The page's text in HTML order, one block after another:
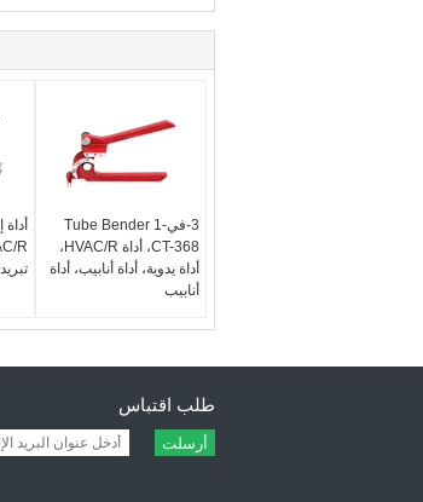
3-في-1 Tube Bender
CT-368، أداة HVAC/R،
أداة يدوية، أداة أنابيب، أداة
أنابيب
طلب اقتباس
أرسلت